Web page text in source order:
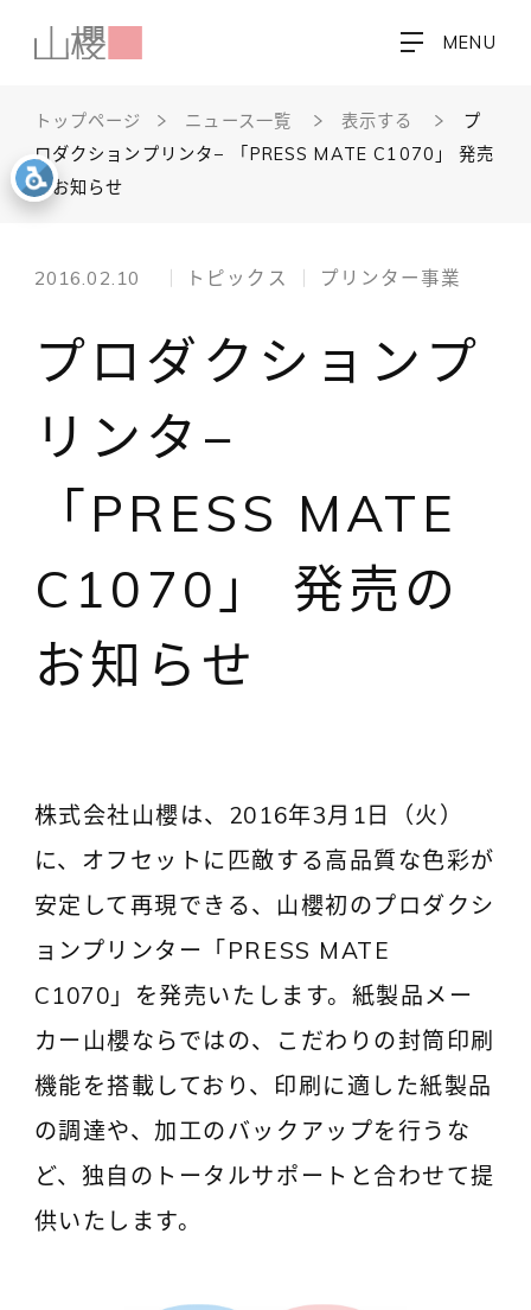
MENU
トップページ ニュース一覧 表示する
プ
ロダクションプリンタ− 「PRESS MATE C1070」 発売
のお知らせ
2016.02.10 トピックス プリンター事業
プロダクションプ
リンタ−
「PRESS MATE
C1070」 発売の
お知らせ
株式会社山櫻は、2016年3月1日（火）
に、オフセットに匹敵する高品質な色彩が
安定して再現できる、山櫻初のプロダクシ
ョンプリンター「PRESS MATE
C1070」を発売いたします。紙製品メー
カー山櫻ならではの、こだわりの封筒印刷
機能を搭載しており、印刷に適した紙製品
の調達や、加工のバックアップを行うな
ど、独自のトータルサポートと合わせて提
供いたします。